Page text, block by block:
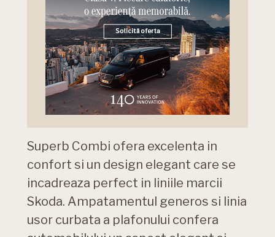
Superb Combi ofera excelenta in
confort si un design elegant care se
incadreaza perfect in liniile marcii
Skoda. Ampatamentul generos si linia
usor curbata a plafonului confera